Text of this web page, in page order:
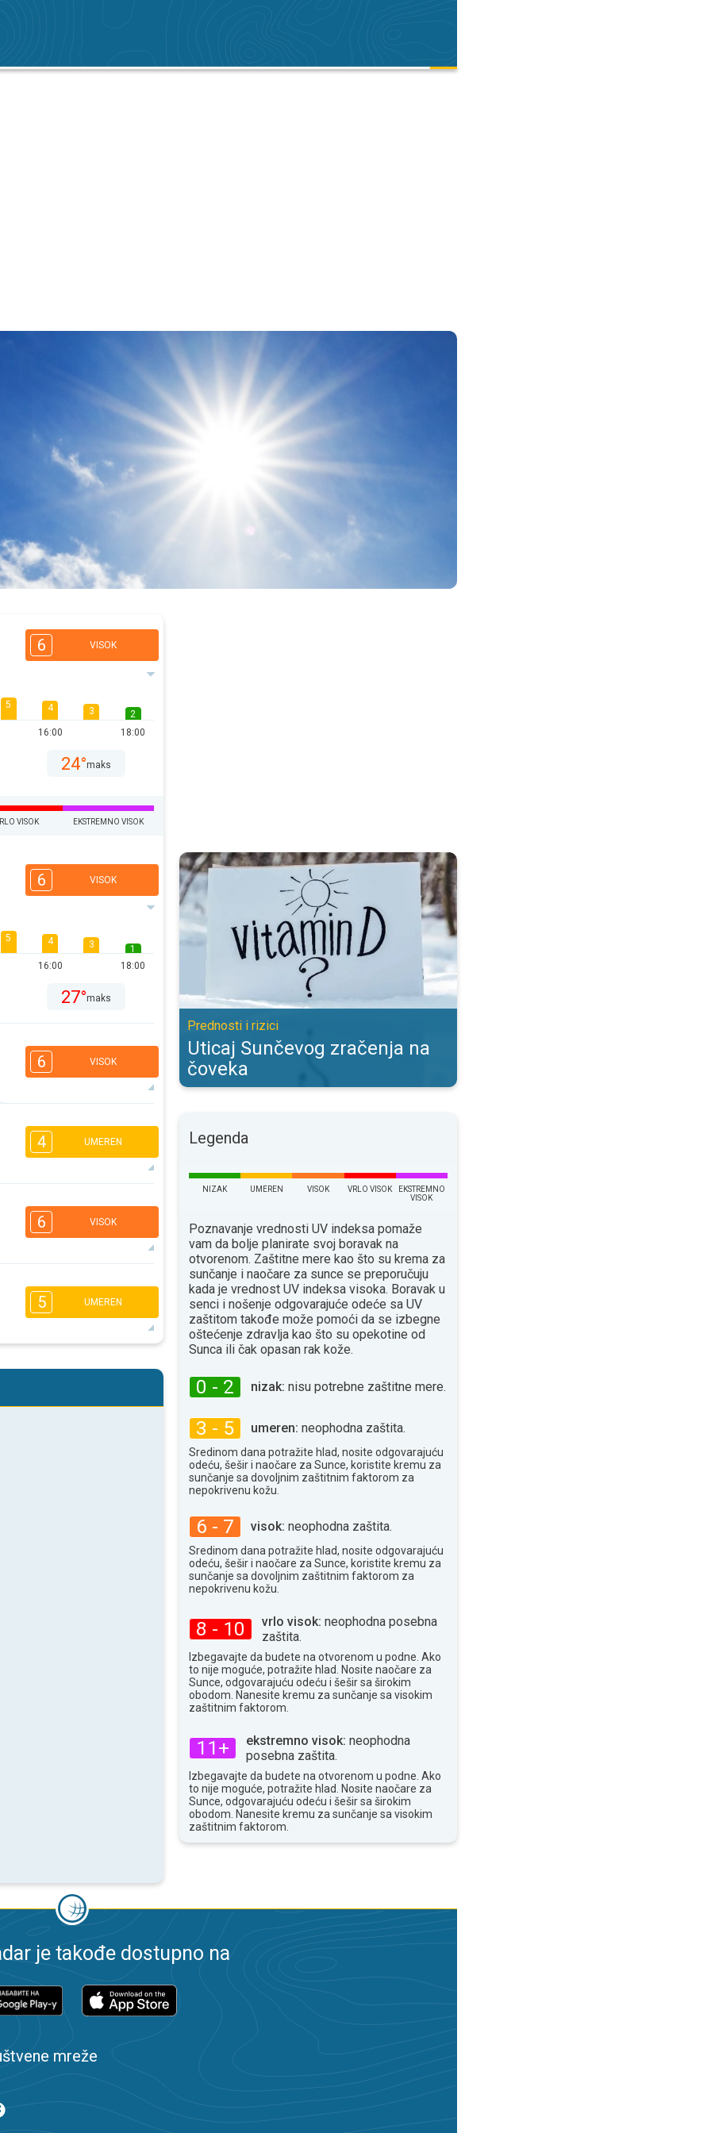
6 VISOK
5 4
16:00
3
2
18:00
24°maks
VISOK EKSTREMNO VISOK
6 VISOK
5 4
16:00
3
1
18:00
27°maks
6 VISOK
16:00
3
2
18:00
22°
4 UMEREN
16:00
1
6 VISOK
16:00
3
2
18:00
26°
5 UMEREN
2
Uticaj Sunčevog zračenja na čoveka. Prednosti i rizici. . .
Prednosti i rizici
Uticaj Sunčevog zračenja na
čoveka
Legenda
NIZAK UMEREN VISOK VRLO VISOK
EKSTREMNO
VISOK
Poznavanje vrednosti UV indeksa pomaže
vam da bolje planirate svoj boravak na
otvorenom. Zaštitne mere kao što su krema za
sunčanje i naočare za sunce se preporučuju
kada je vrednost UV indeksa visoka. Boravak u
senci i nošenje odgovarajuće odeće sa UV
zaštitom takođe može pomoći da se izbegne
oštećenje zdravlja kao što su opekotine od
Sunca ili čak opasan rak kože.
0 - 2 nizak: nisu potrebne zaštitne mere.
3 - 5 umeren: neophodna zaštita.
Sredinom dana potražite hlad, nosite odgovarajuću
odeću, šešir i naočare za Sunce, koristite kremu za
sunčanje sa dovoljnim zaštitnim faktorom za
nepokrivenu kožu.
6 - 7 visok: neophodna zaštita.
Sredinom dana potražite hlad, nosite odgovarajuću
odeću, šešir i naočare za Sunce, koristite kremu za
sunčanje sa dovoljnim zaštitnim faktorom za
nepokrivenu kožu.
8 - 10 vrlo visok: neophodna posebna
zaštita.
Izbegavajte da budete na otvorenom u podne. Ako
to nije moguće, potražite hlad. Nosite naočare za
Sunce, odgovarajuću odeću i šešir sa širokim
obodom. Nanesite kremu za sunčanje sa visokim
zaštitnim faktorom.
11+ ekstremno visok: neophodna
posebna zaštita.
Izbegavajte da budete na otvorenom u podne. Ako
to nije moguće, potražite hlad. Nosite naočare za
Sunce, odgovarajuću odeću i šešir sa širokim
obodom. Nanesite kremu za sunčanje sa visokim
zaštitnim faktorom.
je takođe dostupno na
mreže